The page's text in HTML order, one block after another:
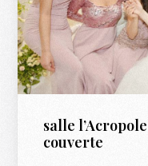
salle
couverte